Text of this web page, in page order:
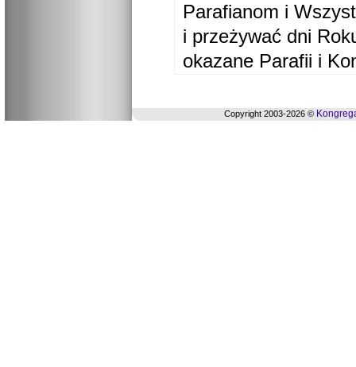
Parafianom i
i przeżywać dni
okazane Parafii i
Copyright 2003-2026 ©